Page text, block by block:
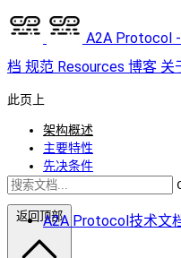
A2A Protocol
档 规范 Resources 博客 关
A2A Protocol技术文
此页上
架构概述
主要特性
先决条件
如何运行 Demo
返回顶部